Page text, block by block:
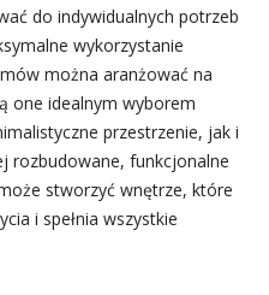
do indywidualnych potrzeb
wykorzystanie
można aranżować na
one idealnym wyborem
przestrzenie, jak i
rozbudowane, funkcjonalne
stworzyć wnętrze, które
i spełnia wszystkie